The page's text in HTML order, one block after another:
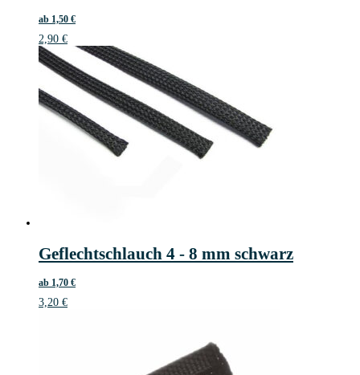
ab 1,50 €
2,90 €
Geflechtschlauch 4 - 8 mm schwarz
ab 1,70 €
3,20 €